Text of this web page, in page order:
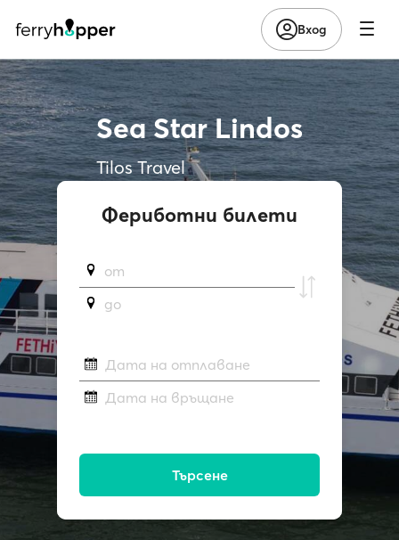
Вход
Sea Star Lindos
Tilos Travel
Фериботни билети
от
до
Дата на отплаване
Дата на връщане
Търсене